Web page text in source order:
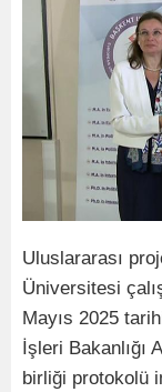
Uluslararası
Üniversitesi
Mayıs 2025
İşleri Bakanlığı
birliği protokolü